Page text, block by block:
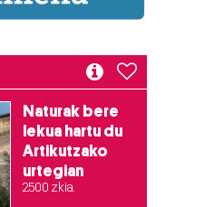
Naturak bere
lekua hartu du
Artikutzako
urtegian
2.500 zkia.